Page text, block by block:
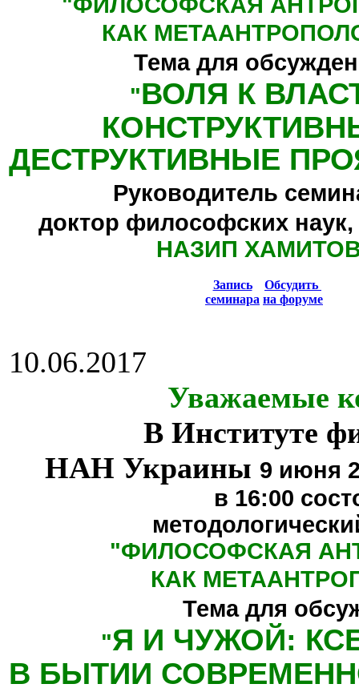
"ФИЛОСОФСКАЯ
КАК
Тема для
"ВОЛЯ К
ДЕСТРУКТИВНЫЕ
Руководитель
доктор философских
НАЗИП
Запись
семинара
Обсудить
на форуме
10.06.2017
Уважаемые
В Институте
НАН Украины 9 июня
в 16:00
"ФИЛОСОФСКАЯ
КАК
Тема для
"Я И ЧУЖОЙ:
В БЫТИИ